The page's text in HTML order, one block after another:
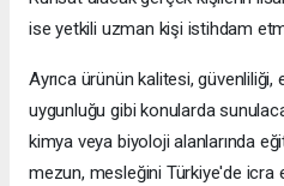
ise yetkili uzman kişi istihdam
Ayrıca ürünün kalitesi,
uygunluğu gibi konularda
kimya veya biyoloji alanlarında
mezun, mesleğini Türkiye'de icra